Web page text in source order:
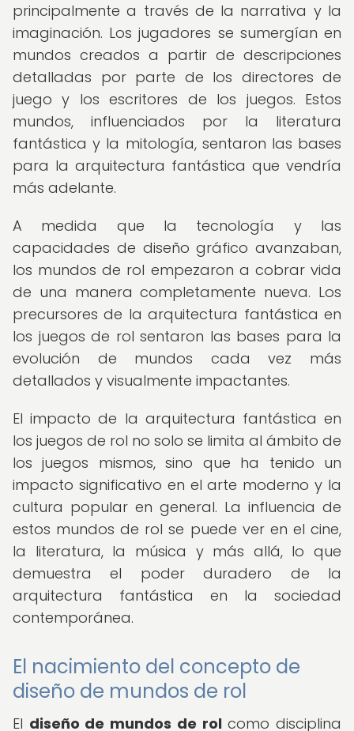
principalmente a través de la narrativa y la
imaginación. Los jugadores se sumergían en
mundos creados a partir de descripciones
detalladas por parte de los directores de
juego y los escritores de los juegos. Estos
mundos, influenciados por la literatura
fantástica y la mitología, sentaron las bases
para la arquitectura fantástica que vendría
más adelante.
A medida que la tecnología y las
capacidades de diseño gráfico avanzaban,
los mundos de rol empezaron a cobrar vida
de una manera completamente nueva. Los
precursores de la arquitectura fantástica en
los juegos de rol sentaron las bases para la
evolución de mundos cada vez más
detallados y visualmente impactantes.
El impacto de la arquitectura fantástica en
los juegos de rol no solo se limita al ámbito de
los juegos mismos, sino que ha tenido un
impacto significativo en el arte moderno y la
cultura popular en general. La influencia de
estos mundos de rol se puede ver en el cine,
la literatura, la música y más allá, lo que
demuestra el poder duradero de la
arquitectura fantástica en la sociedad
contemporánea.
El nacimiento del concepto de
diseño de mundos de rol
El diseño de mundos de rolcomo disciplina